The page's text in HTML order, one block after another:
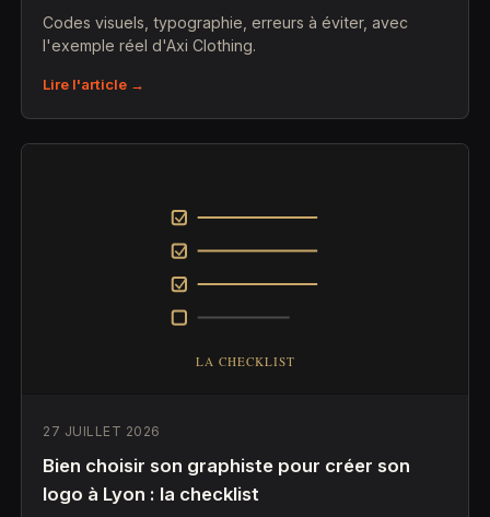
Codes visuels, typographie, erreurs à éviter, avec
l'exemple réel d'Axi Clothing.
Lire l'article →
27 JUILLET 2026
Bien choisir son graphiste pour créer son
logo à Lyon : la checklist